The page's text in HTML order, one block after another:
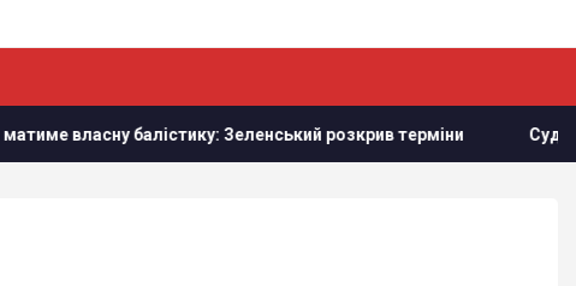
Зеленський розкрив терміни Судноплавство